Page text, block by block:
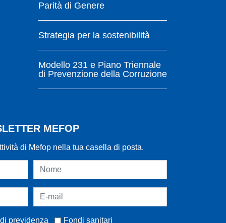
Parità di Genere
Strategia per la sostenibilità
Modello 231 e Piano Triennale
di Prevenzione della Corruzione
MEFOP
di Mefop nella tua casella di posta.
previdenza Fondi sanitari